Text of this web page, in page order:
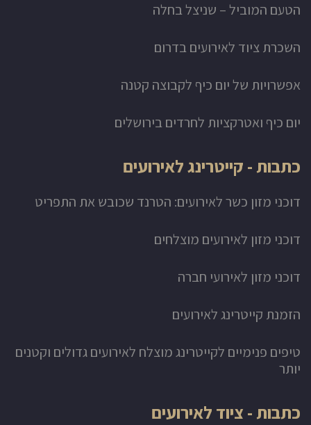
הטעם המוביל – שניצל בחלה
השכרת ציוד לאירועים בדרום
אפשרויות של יום כיף לקבוצה קטנה
יום כיף ואטרקציות לחרדים בירושלים
כתבות - קייטרינג לאירועים
דוכני מזון כשר לאירועים: הטרנד שכובש את התפריט
דוכני מזון לאירועים מוצלחים
דוכני מזון לאירועי חברה
הזמנת קייטרינג לאירועים
טיפים פנימיים לקייטרינג מוצלח לאירועים גדולים וקטנים
יותר
כתבות - ציוד לאירועים